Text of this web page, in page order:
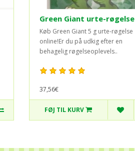
Green Giant urte-
Køb Green Giant 5 g urte-røgelse
online!Er du på udkig efter en
behagelig røgelseoplevels..
37,56€
FØJ TIL KURV